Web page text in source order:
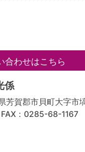
合わせはこちら
係
芳賀郡市貝町大字市
FAX：0285-68-1167